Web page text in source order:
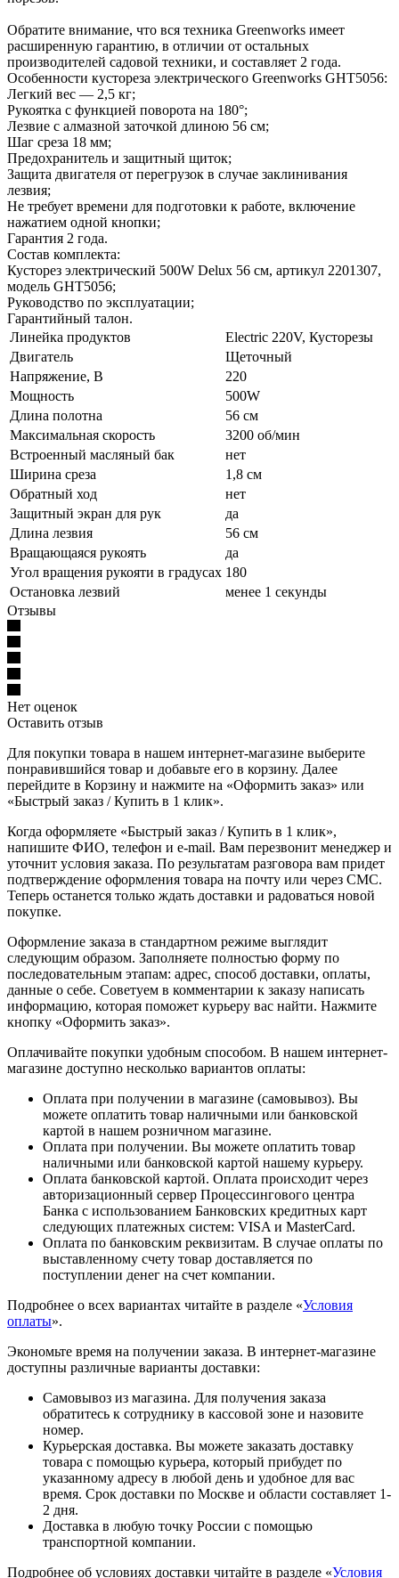
Обратите внимание, что вся техника Greenworks имеет
расширенную гарантию, в отличии от остальных
производителей садовой техники, и составляет 2 года.
Особенности кустореза электрического Greenworks GHT5056:
Легкий вес — 2,5 кг;
Рукоятка с функцией поворота на 180°;
Лезвие с алмазной заточкой длиною 56 см;
Шаг среза 18 мм;
Предохранитель и защитный щиток;
Защита двигателя от перегрузок в случае заклинивания
лезвия;
Не требует времени для подготовки к работе, включение
нажатием одной кнопки;
Гарантия 2 года.
Состав комплекта:
Кусторез электрический 500W Delux 56 см, артикул 2201307,
модель GHT5056;
Руководство по эксплуатации;
Гарантийный талон.
Линейка продуктов
Electric 220V, Кусторезы
Двигатель
Щеточный
Напряжение, В
220
Мощность
500W
Длина полотна
56 см
Максимальная скорость
3200 об/мин
Встроенный масляный бак
нет
Ширина среза
1,8 см
Обратный ход
нет
Защитный экран для рук
да
Длина лезвия
56 см
Вращающаяся рукоять
да
Угол вращения рукояти в градусах 180
Остановка лезвий
менее 1 секунды
Отзывы
Нет оценок
Оставить отзыв
Для покупки товара в нашем интернет-магазине выберите
понравившийся товар и добавьте его в корзину. Далее
перейдите в Корзину и нажмите на «Оформить заказ» или
«Быстрый заказ / Купить в 1 клик».
Когда оформляете «Быстрый заказ / Купить в 1 клик»,
напишите ФИО, телефон и e-mail. Вам перезвонит менеджер и
уточнит условия заказа. По результатам разговора вам придет
подтверждение оформления товара на почту или через СМС.
Теперь останется только ждать доставки и радоваться новой
покупке.
Оформление заказа в стандартном режиме выглядит
следующим образом. Заполняете полностью форму по
последовательным этапам: адрес, способ доставки, оплаты,
данные о себе. Советуем в комментарии к заказу написать
информацию, которая поможет курьеру вас найти. Нажмите
кнопку «Оформить заказ».
Оплачивайте покупки удобным способом. В нашем интернет-
магазине доступно несколько вариантов оплаты:
Оплата при получении в магазине (самовывоз). Вы
можете оплатить товар наличными или банковской
картой в нашем розничном магазине.
Оплата при получении. Вы можете оплатить товар
наличными или банковской картой нашему курьеру.
Оплата банковской картой. Оплата происходит через
авторизационный сервер Процессингового центра
Банка с использованием Банковских кредитных карт
следующих платежных систем: VISA и MasterCard.
Оплата по банковским реквизитам. В случае оплаты по
выставленному счету товар доставляется по
поступлении денег на счет компании.
Подробнее о всех вариантах читайте в разделе «Условия
оплаты».
Экономьте время на получении заказа. В интернет-магазине
доступны различные варианты доставки:
Самовывоз из магазина. Для получения заказа
обратитесь к сотруднику в кассовой зоне и назовите
номер.
Курьерская доставка. Вы можете заказать доставку
товара с помощью курьера, который прибудет по
указанному адресу в любой день и удобное для вас
время. Срок доставки по Москве и области составляет 1-
2 дня.
Доставка в любую точку России с помощью
транспортной компании.
Подробнее об условиях доставки читайте в разделе «Условия